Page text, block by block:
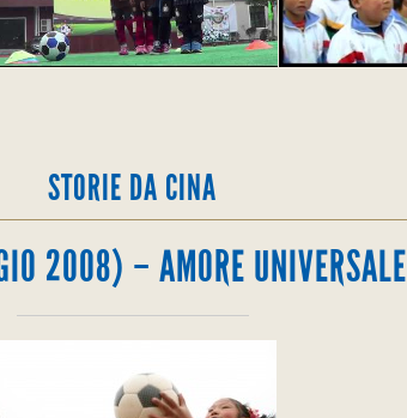
STORIE DA CINA
2008) – AMORE UNIVERSALE